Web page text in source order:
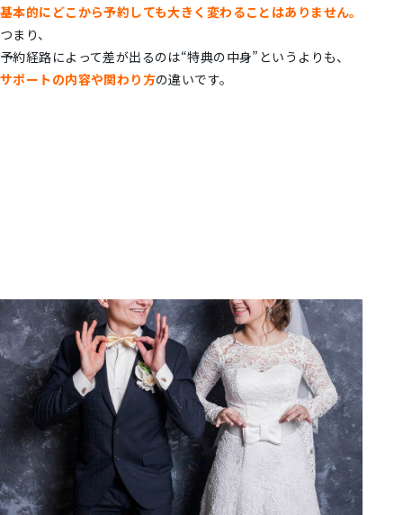
基本的にどこから予約しても大きく変わることはありません。
つまり、
予約経路によって差が出るのは“特典の中身”というよりも、
サポートの内容や関わり方の違いです。